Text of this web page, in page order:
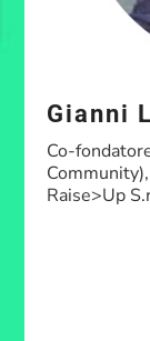
Gianni
Co-
Raise>Up